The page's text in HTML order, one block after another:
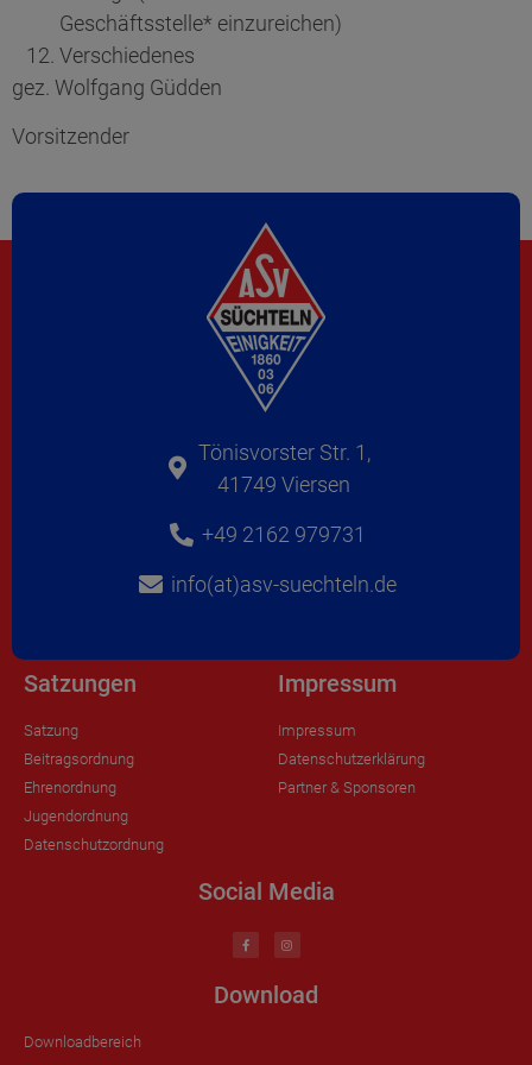
Geschäftsstelle* einzureichen)
Verschiedenes
gez. Wolfgang Güdden
Vorsitzender
Tönisvorster Str. 1,
41749 Viersen
+49 2162 979731
info(at)asv-suechteln.de
Satzungen
Satzung
Beitragsordnung
Ehrenordnung
Jugendordnung
Datenschutzordnung
Impressum
Impressum
Datenschutzerklärung
Partner & Sponsoren
Social Media
Download
Downloadbereich